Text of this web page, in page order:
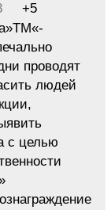
+5
проводят
людей
с целью